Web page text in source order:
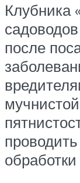
Клубника
после
обработки